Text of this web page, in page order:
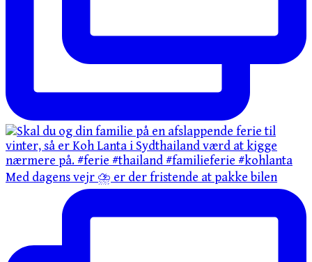
Med dagens vejr ⛈️ er der fristende at pakke bilen